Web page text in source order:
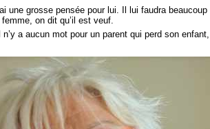
une grosse pensée pour lui. Il lui faudra
on dit qu’il est veuf.
a aucun mot pour un parent qui perd son